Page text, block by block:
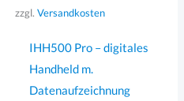
zzgl. Versandkosten
IHH500 Pro – digitales
Handheld m.
Datenaufzeichnung